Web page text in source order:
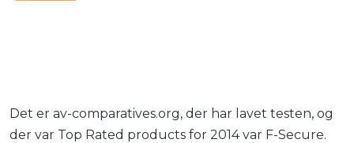
Det er av-comparatives.org, der har lavet testen, og
der var Top Rated products for 2014 var F-Secure.